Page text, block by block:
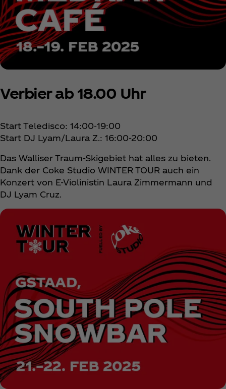
Verbier ab 18.00 Uhr
Start Teledisco: 14:00-19:00
Start DJ Lyam/Laura Z.: 16:00-20:00
Das Walliser Traum-Skigebiet hat alles zu bieten.
Dank der Coke Studio WINTER TOUR auch ein
Konzert von E-Violinistin Laura Zimmermann und
DJ Lyam Cruz.